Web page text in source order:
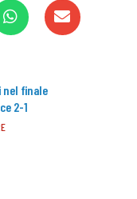
finale
2-1